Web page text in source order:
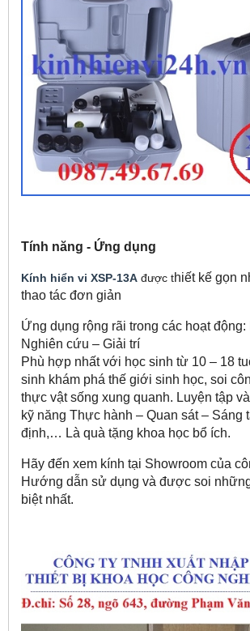
Tính năng - Ứng dụng
Kính hiển vi XSP-13A được thiết kế gọn
thao tác đơn giản
Ứng dụng rộng rãi trong các hoạt động:
Nghiên cứu – Giải trí
Phù hợp nhất với học sinh từ 10 – 18
sinh khám phá thế giới sinh học, soi
thực vật sống xung quanh. Luyện tập
kỹ năng Thực hành – Quan sát – Sáng
định,… Là quà tặng khoa học bổ ích.
Hãy đến xem kính tại Showroom của
Hướng dẫn sử dụng và được soi
biệt nhất.